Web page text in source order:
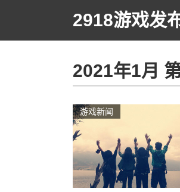
2918游戏发
2021年1月
游戏新闻